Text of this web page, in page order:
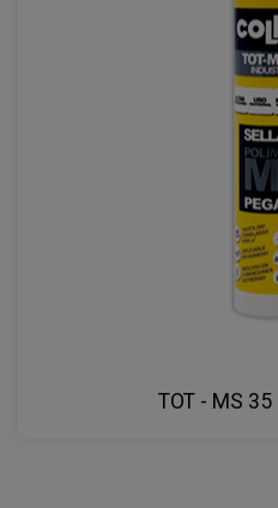
TOT - MS 35